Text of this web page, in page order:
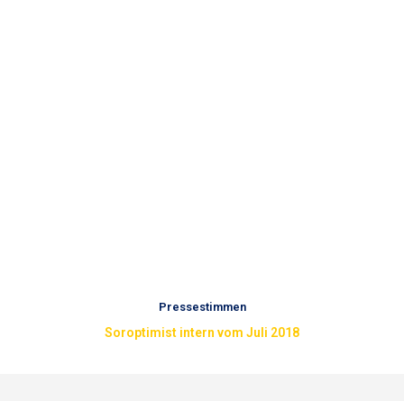
Pressestimmen
Soroptimist intern vom Juli 2018